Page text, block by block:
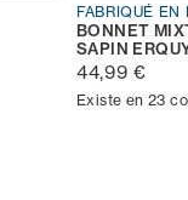
FABRIQUÉ EN
BONNET
SAPIN
44,99 €
Existe en 23